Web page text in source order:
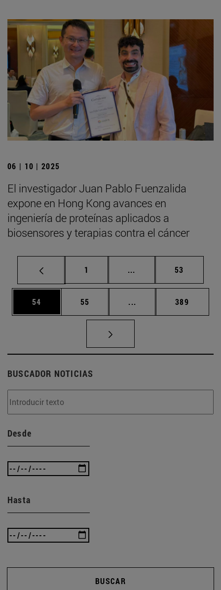
06 | 10 | 2025
El investigador Juan Pablo Fuenzalida
expone en Hong Kong avances en
ingeniería de proteínas aplicados a
biosensores y terapias contra el cáncer
Página
1 ... Páginas intermedias
Página
53
Página
54 Página
55 ... Páginas intermedias
Página
389
BUSCADOR NOTICIAS
Desde
Hasta
BUSCAR